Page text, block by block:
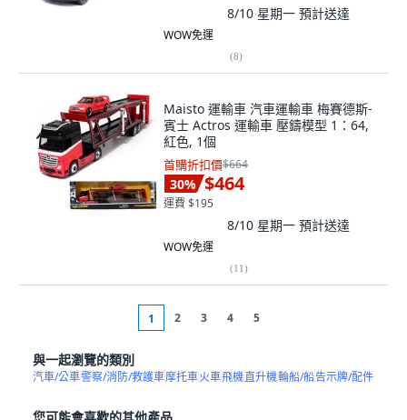
8/10 星期一 預計送達
WOW免運
(8)
Maisto 運輸車 汽車運輸車 梅賽德斯-
賓士 Actros 運輸車 壓鑄模型 1：64,
紅色, 1個
首購折扣價$664
30% $464
運費 $195
8/10 星期一 預計送達
WOW免運
(11)
1 2 3 4 5
與一起瀏覽的類別
汽車/公車警察/消防/救護車摩托車火車飛機直升機輪船/船告示牌/配件